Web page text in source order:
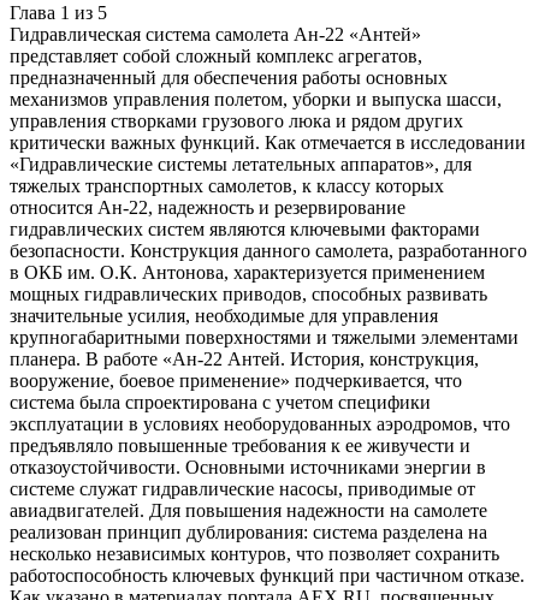
Глава 1 из 5
Гидравлическая система самолета Ан-22 «Антей»
представляет собой сложный комплекс агрегатов,
предназначенный для обеспечения работы основных
механизмов управления полетом, уборки и выпуска шасси,
управления створками грузового люка и рядом других
критически важных функций. Как отмечается в исследовании
«Гидравлические системы летательных аппаратов», для
тяжелых транспортных самолетов, к классу которых
относится Ан-22, надежность и резервирование
гидравлических систем являются ключевыми факторами
безопасности. Конструкция данного самолета, разработанного
в ОКБ им. О.К. Антонова, характеризуется применением
мощных гидравлических приводов, способных развивать
значительные усилия, необходимые для управления
крупногабаритными поверхностями и тяжелыми элементами
планера. В работе «Ан-22 Антей. История, конструкция,
вооружение, боевое применение» подчеркивается, что
система была спроектирована с учетом специфики
эксплуатации в условиях необорудованных аэродромов, что
предъявляло повышенные требования к ее живучести и
отказоустойчивости. Основными источниками энергии в
системе служат гидравлические насосы, приводимые от
авиадвигателей. Для повышения надежности на самолете
реализован принцип дублирования: система разделена на
несколько независимых контуров, что позволяет сохранить
работоспособность ключевых функций при частичном отказе.